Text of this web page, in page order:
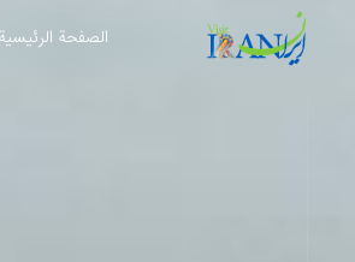
الصفحة الرئیسية